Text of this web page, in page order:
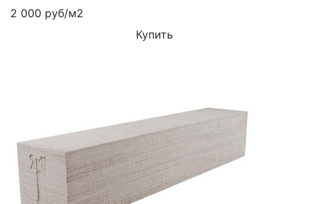
2 000 руб/м2
Купить